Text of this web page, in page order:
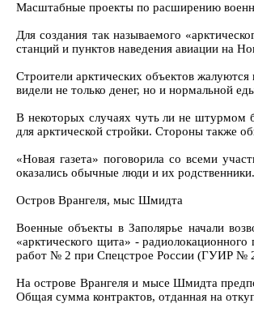
Масштабные проекты по расширению
Для создания так называемого
станций и пунктов наведения авиации на
Строители арктических объектов
видели не только денег, но и нормальной
В некоторых случаях чуть ли не штурмом
для арктической стройки. Стороны также
«Новая газета» поговорила со всеми
оказались обычные люди и их родственники.
Остров Врангеля, мыс Шмидта
Военные объекты в Заполярье начали
«арктического щита» -
работ № 2 при Спецстрое России (ГУИР №
На острове Врангеля и мысе Шмидта
Общая сумма контрактов, отданная на